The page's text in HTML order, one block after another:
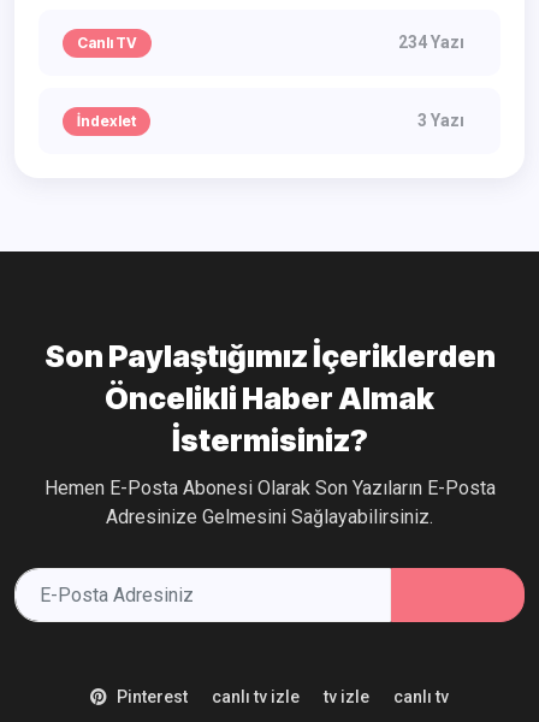
Canlı TV 234 Yazı
İndexlet 3 Yazı
Son Paylaştığımız İçeriklerden
Öncelikli Haber Almak
İstermisiniz?
Hemen E-Posta Abonesi Olarak Son Yazıların E-Posta
Adresinize Gelmesini Sağlayabilirsiniz.
Pinterest canlı tv izle tv izle canlı tv